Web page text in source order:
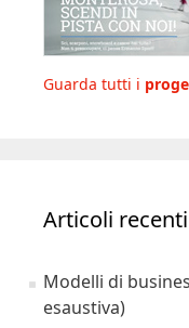
Guarda tutti i
Articoli recenti
Modelli di
esaustiva)